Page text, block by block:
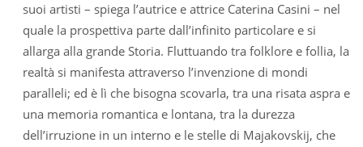
suoi artisti – spiega l’autrice e attrice Caterina Casini – nel
quale la prospettiva parte dall’infinito particolare e si
allarga alla grande Storia. Fluttuando tra folklore e follia, la
realtà si manifesta attraverso l’invenzione di mondi
paralleli; ed è lì che bisogna scovarla, tra una risata aspra e
una memoria romantica e lontana, tra la durezza
dell’irruzione in un interno e le stelle di Majakovskij, che